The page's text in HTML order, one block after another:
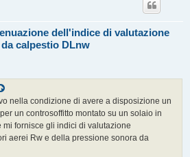
dell'indice di valutazione
calpestio DLnw
nella condizione di avere a disposizione un
un controsoffitto montato su un solaio in
mi fornisce gli indici di valutazione
aerei Rw e della pressione sonora da